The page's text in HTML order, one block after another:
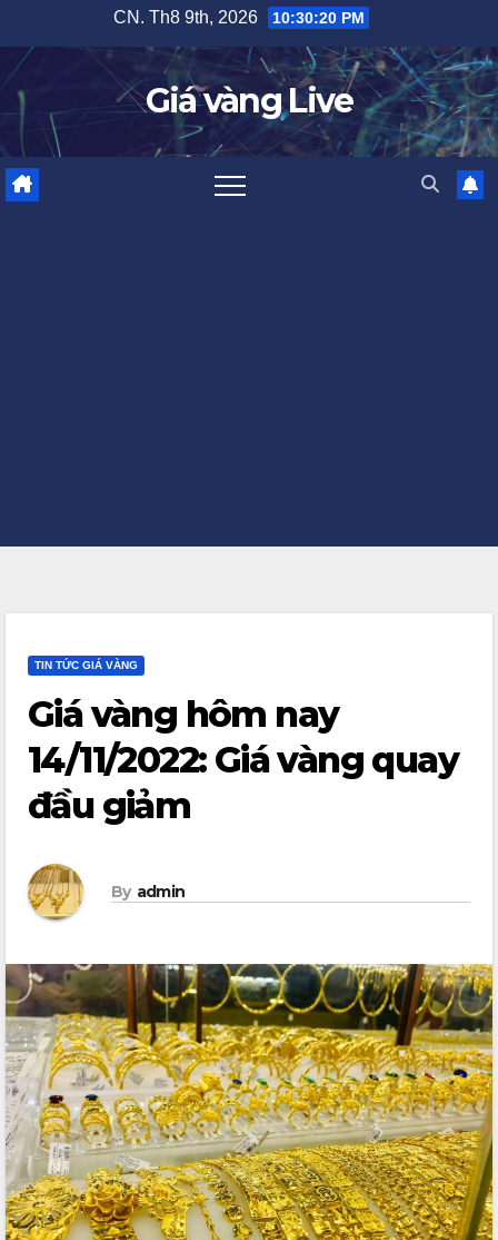
content
CN. Th8 9th, 2026 10:30:21 PM
Giá vàng Live
TIN TỨC GIÁ VÀNG
Giá vàng hôm nay
14/11/2022: Giá vàng quay
đầu giảm
By admin